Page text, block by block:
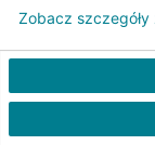
Warszawa,
Warszawa,
Zobacz szczegóły